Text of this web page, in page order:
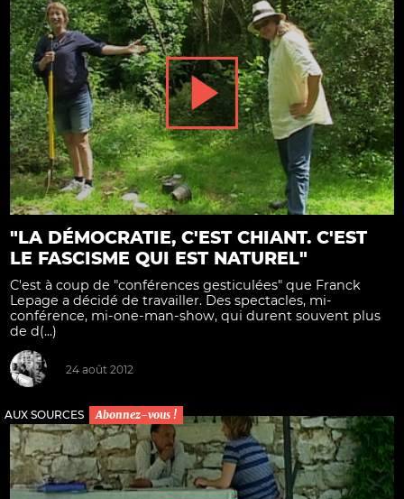
"LA DÉMOCRATIE, C'EST CHIANT. C'EST
LE FASCISME QUI EST NATUREL"
C'est à coup de "conférences gesticulées" que Franck
Lepage a décidé de travailler. Des spectacles, mi-
conférence, mi-one-man-show, qui durent souvent plus
de d(...)
24 août 2012
AUX SOURCES Abonnez-vous !